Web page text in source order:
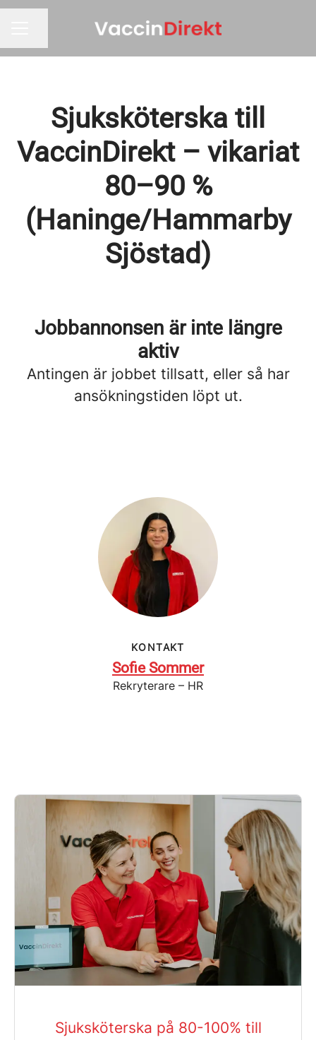
Sjuksköterska till
VaccinDirekt – vikariat
80–90 %
(Haninge/Hammarby
Sjöstad)
Jobbannonsen är inte längre
aktiv
Antingen är jobbet tillsatt, eller så har
ansökningstiden löpt ut.
KONTAKT
Sofie Sommer
Rekryterare – HR
Sjuksköterska på 80-100% till